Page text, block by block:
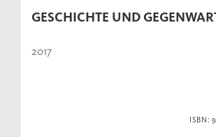
GESCHICHTE UND
2017
ISBN: